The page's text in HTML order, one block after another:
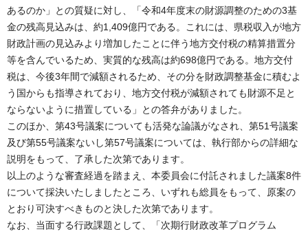
あるのか」との質疑に対し、「令和4年度末の財源調整のための3基
金の残高見込みは、約1,409億円である。これには、県税収入が地方
財政計画の見込みより増加したことに伴う地方交付税の精算措置分
等を含んでいるため、実質的な残高は約698億円である。地方交付
税は、今後3年間で減額されるため、その分を財政調整基金に積むよ
う国からも指導されており、地方交付税が減額されても財源不足と
ならないように措置している」との答弁がありました。
このほか、第43号議案についても活発な論議がなされ、第51号議案
及び第55号議案ないし第57号議案については、執行部からの詳細な
説明をもって、了承した次第であります。
以上のような審査経過を踏まえ、本委員会に付託されました議案8件
について採決いたしましたところ、いずれも総員をもって、原案の
とおり可決すべきものと決した次第であります。
なお、当面する行政課題として、「次期行財政改革プログラム